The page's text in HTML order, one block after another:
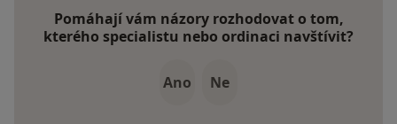
Pomáhají vám názory rozhodovat o tom,
kterého specialistu nebo ordinaci navštívit?
Ano Ne